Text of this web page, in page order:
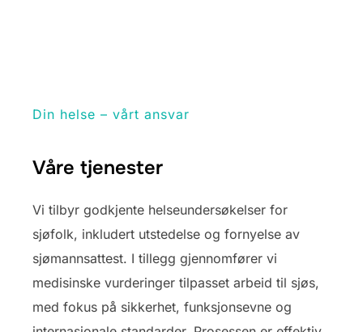
Din helse – vårt ansvar
Våre tjenester
Vi tilbyr godkjente helseundersøkelser for
sjøfolk, inkludert utstedelse og fornyelse av
sjømannsattest. I tillegg gjennomfører vi
medisinske vurderinger tilpasset arbeid til sjøs,
med fokus på sikkerhet, funksjonsevne og